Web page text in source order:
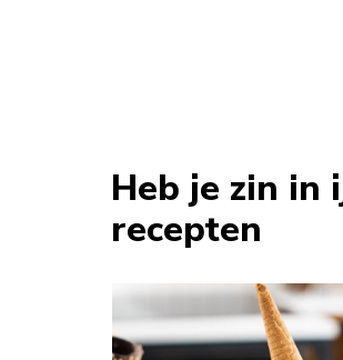
Heb je zin in
recepten